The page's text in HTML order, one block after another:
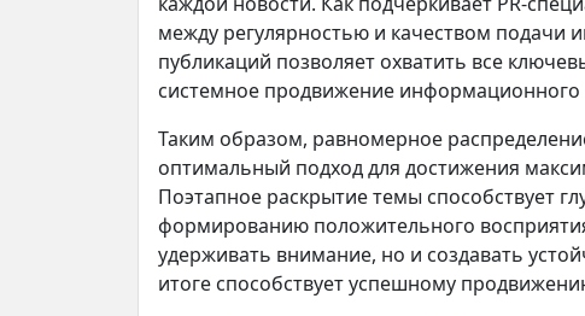
между регулярностью и качеством подачи
публикаций позволяет охватить все
системное продвижение информационного
Таким образом, равномерное
оптимальный подход для достижения
Поэтапное раскрытие темы способствует
формированию положительного
удерживать внимание, но и создавать
итоге способствует успешному